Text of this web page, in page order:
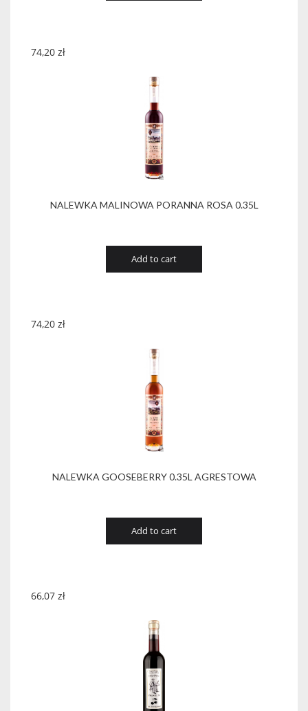
NALEWKA MALINOWA PORANNA ROSA 0.35L
74,20 zł
Add to cart
NALEWKA GOOSEBERRY 0.35L AGRESTOWA
74,20 zł
Add to cart
66,07 zł